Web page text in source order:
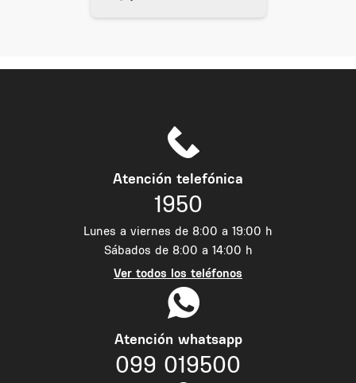
Atención telefónica
1950
Lunes a viernes de 8:00 a 19:00 h
Sábados de 8:00 a 14:00 h
Ver todos los teléfonos
Atención whatsapp
099 019500